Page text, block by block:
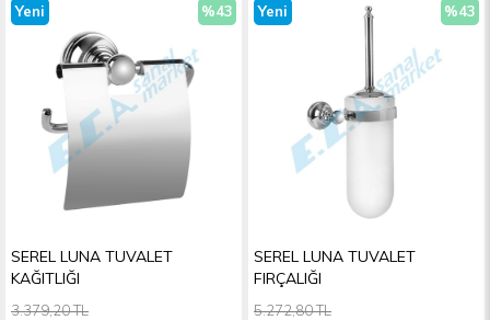
SEREL LUNA TUVALET
KAĞITLIĞI
3.379,20 TL
%43
Yeni
SEREL LUNA TUVALET
FIRÇALIĞI
5.272,80 TL
%43
Yeni